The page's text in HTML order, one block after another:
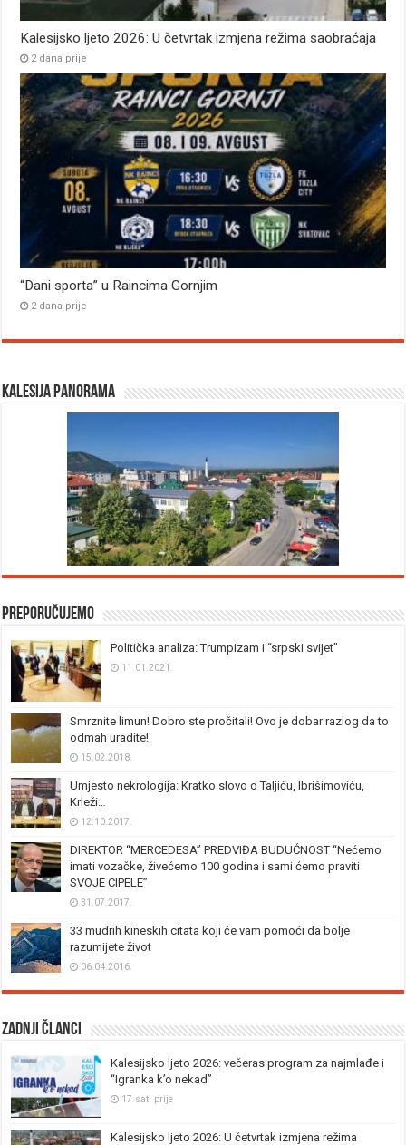
Kalesijsko ljeto 2026: U četvrtak izmjena režima saobraćaja
2 dana prije
“Dani sporta” u Raincima Gornjim
2 dana prije
Kalesija panorama
Preporučujemo
Politička analiza: Trumpizam i “srpski svijet”
11.01.2021.
Smrznite limun! Dobro ste pročitali! Ovo je dobar razlog da to
odmah uradite!
15.02.2018.
Umjesto nekrologija: Kratko slovo o Taljiću, Ibrišimoviću,
Krleži…
12.10.2017.
DIREKTOR “MERCEDESA” PREDVIĐA BUDUĆNOST “Nećemo
imati vozačke, živećemo 100 godina i sami ćemo praviti
SVOJE CIPELE”
31.07.2017.
33 mudrih kineskih citata koji će vam pomoći da bolje
razumijete život
06.04.2016.
Zadnji članci
Kalesijsko ljeto 2026: večeras program za najmlađe i
“Igranka k’o nekad”
17 sati prije
Kalesijsko ljeto 2026: U četvrtak izmjena režima